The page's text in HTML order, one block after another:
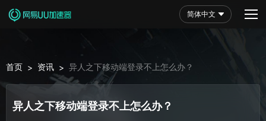
简体中文
首页 > 资讯 > 异人之下移动端登录不上怎么办？
异人之下移动端登录不上怎么办？